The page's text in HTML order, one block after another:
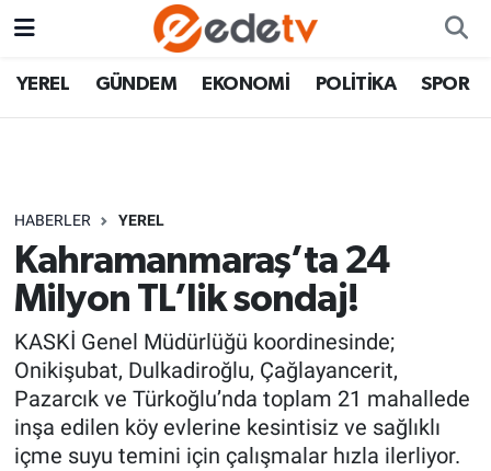
YEREL GÜNDEM EKONOMİ POLİTİKA SPOR
HABERLER YEREL
Kahramanmaraş’ta 24
Milyon TL’lik sondaj!
KASKİ Genel Müdürlüğü koordinesinde;
Onikişubat, Dulkadiroğlu, Çağlayancerit,
Pazarcık ve Türkoğlu’nda toplam 21 mahallede
inşa edilen köy evlerine kesintisiz ve sağlıklı
içme suyu temini için çalışmalar hızla ilerliyor.